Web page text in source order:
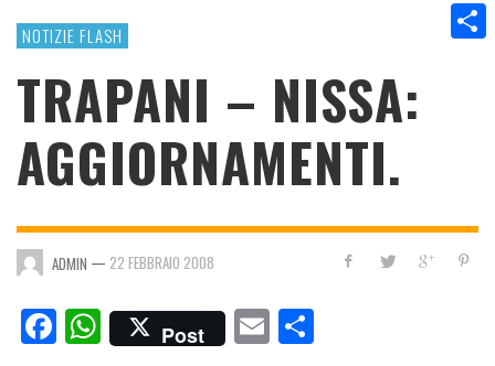
NOTIZIE FLASH
TRAPANI – NISSA:
AGGIORNAMENTI.
ADMIN — 22 FEBBRAIO 2008
Facebook
WhatsApp
Post Email
Email